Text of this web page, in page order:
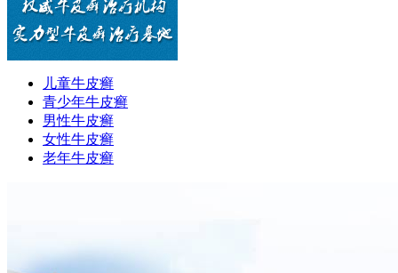
儿童牛皮癣
青少年牛皮癣
男性牛皮癣
女性牛皮癣
老年牛皮癣